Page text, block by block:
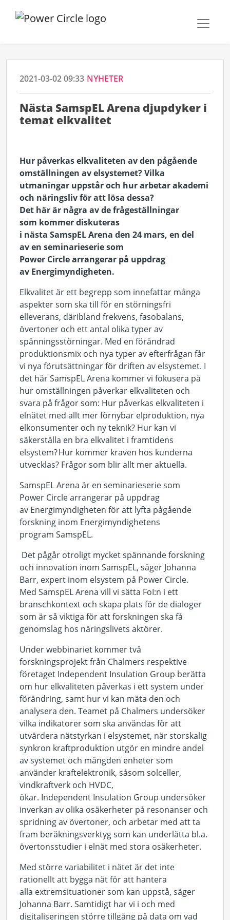
2021-03-02 09:33 NYHETER
Nästa SamspEL Arena djupdyker i
temat elkvalitet
Hur påverkaselkvaliteten av den pågående
omställningen av elsystemet? Vilka
utmaningar uppstår och hur arbetar akademi
och näringsliv för att lösa dessa?
Det härär några av defrågeställningar
som kommer diskuteras
i nästa SamspELArena den 24 mars, en del
aven seminarieserie som
Power Circlearrangerar på uppdrag
av Energimyndigheten.
Elkvalitet är ett begrepp som innefattar många
aspekter som ska till för en störningsfri
elleverans, däribland frekvens, fasobalans,
övertoner och ett antal olika typer av
spänningsstörningar. Med en förändrad
produktionsmix och nya typer av efterfrågan får
vi nya förutsättningar för driften av elsystemet. I
det här SamspEL Arena kommer vi fokusera på
hur omställningen påverkar elkvaliteten och
svara på frågor som: Hur påverkas elkvaliteten i
elnätet med allt mer förnybar elproduktion, nya
elkonsumenter och ny teknik? Hur kan vi
säkerställa en bra elkvalitet i framtidens
elsystem?Hur kommer kraven hos kunderna
utvecklas? Frågor som blir allt mer aktuella.
SamspEL Arena är en seminarieserie som
Power Circle arrangerar på uppdrag
av Energimyndigheten för att lyfta pågående
forskning inom Energimyndighetens
program SamspEL.
Det pågår otroligt mycket spännande forskning
och innovation inom SamspEL, säger Johanna
Barr, expert inom elsystem på Power Circle.
Med SamspEL Arena vill vi sätta FoI:n i ett
branschkontext och skapa plats för de dialoger
som är så viktiga för att forskningen ska få
genomslag hos näringslivets aktörer.
Underwebbinariet kommertvå
forskningsprojekt från Chalmers respektive
företaget Independent Insulation Group berätta
om hur elkvaliteten påverkas i ett system under
förändring, samt hur vi kan mäta den och
analysera den. Teamet på Chalmers undersöker
vilka indikatorer som ska användas för att
utvärdera nätstyrkan i elsystemet, när storskalig
synkron kraftproduktion utgör en mindre andel
av systemet och mängden enheter som
använder kraftelektronik, såsom solceller,
vindkraftverk och HVDC,
ökar. Independent Insulation Group undersöker
inverkan av olika osäkerheter på resonanser och
spridning av övertoner, och arbetar med att ta
fram beräkningsverktyg som kan underlätta bl.a.
övertonsstudier i elnät med stora osäkerheter.
Med störrevariabilitet i nätet är det inte
rationellt att bygga nät för att hantera
alla extremsituationer som kan uppstå, säger
Johanna Barr. Samtidigt har vi i och med
digitaliseringen större tillgång på data om vad